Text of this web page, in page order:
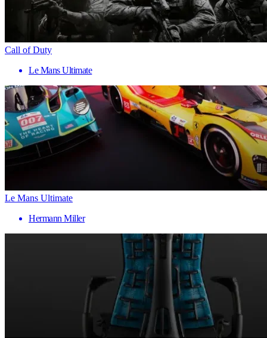
Call of Duty
Le Mans Ultimate
Le Mans Ultimate
Hermann Miller